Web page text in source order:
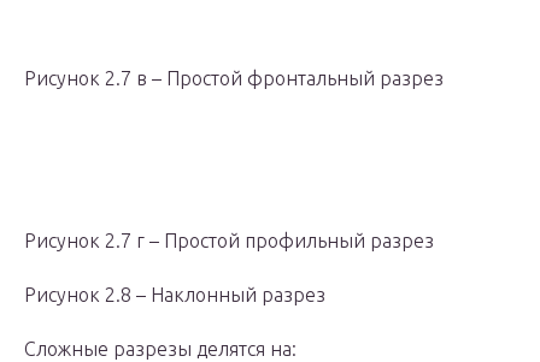
Рисунок 2.7 в – Простой фронтальный разрез
Рисунок 2.7 г – Простой профильный разрез
Рисунок 2.8 – Наклонный разрез
Сложные pазpезы делятся на: